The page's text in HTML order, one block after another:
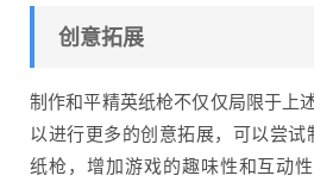
创意拓展
制作和平精英纸枪不仅仅局限于上
以进行更多的创意拓展，可以尝试
纸枪，增加游戏的趣味性和互动